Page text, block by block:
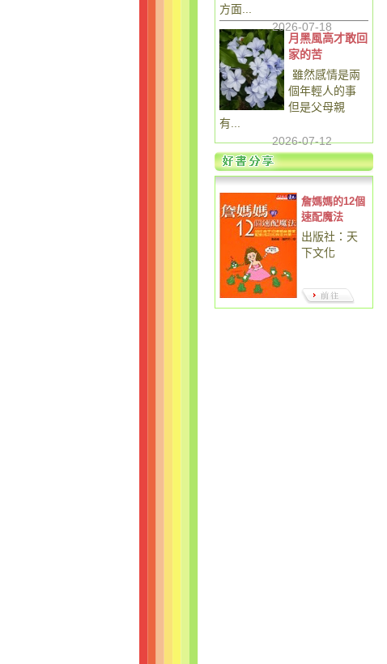
方面...
2026-07-18
月黑風高才敢回
家的苦
雖然感情是兩
個年輕人的事
但是父母親
有...
2026-07-12
詹媽媽的12個
速配魔法
出版社：天
下文化